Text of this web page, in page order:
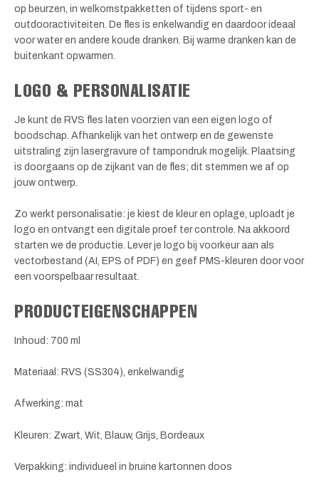
op beurzen, in welkomstpakketten of tijdens sport- en
outdooractiviteiten. De fles is enkelwandig en daardoor ideaal
voor water en andere koude dranken. Bij warme dranken kan de
buitenkant opwarmen.
LOGO & PERSONALISATIE
Je kunt de RVS fles laten voorzien van een eigen logo of
boodschap. Afhankelijk van het ontwerp en de gewenste
uitstraling zijn lasergravure of tampondruk mogelijk. Plaatsing
is doorgaans op de zijkant van de fles; dit stemmen we af op
jouw ontwerp.
Zo werkt personalisatie: je kiest de kleur en oplage, uploadt je
logo en ontvangt een digitale proef ter controle. Na akkoord
starten we de productie. Lever je logo bij voorkeur aan als
vectorbestand (AI, EPS of PDF) en geef PMS-kleuren door voor
een voorspelbaar resultaat.
PRODUCTEIGENSCHAPPEN
Inhoud: 700 ml
Materiaal: RVS (SS304), enkelwandig
Afwerking: mat
Kleuren: Zwart, Wit, Blauw, Grijs, Bordeaux
Verpakking: individueel in bruine kartonnen doos